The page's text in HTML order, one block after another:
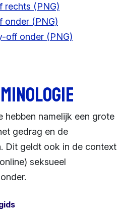
rechts (PNG)
onder (PNG)
off onder (PNG)
hebben namelijk een grote
gedrag en de
Dit geldt ook in de context
seksueel